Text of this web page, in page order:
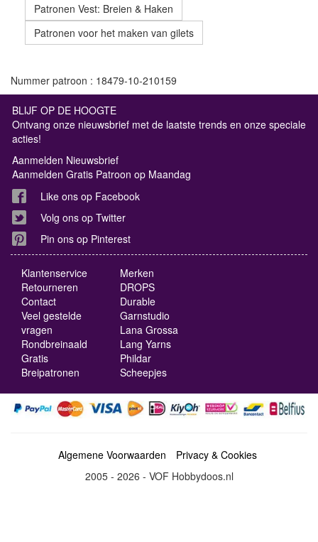
Patronen Vest: Breien & Haken
Patronen voor het maken van gilets
Nummer patroon : 18479-10-210159
BLIJF OP DE HOOGTE
Ontvang onze nieuwsbrief met de laatste trends en onze speciale
acties!
Aanmelden Nieuwsbrief
Aanmelden Gratis Patroon op Maandag
Like ons op Facebook
Volg ons op Twitter
Pin ons op Pinterest
Klantenservice
Retourneren
Contact
Veel gestelde
vragen
Rondbreinaald
Gratis
Breipatronen
Merken
DROPS
Durable
Garnstudio
Lana Grossa
Lang Yarns
Phildar
Scheepjes
Algemene Voorwaarden
Privacy & Cookies
2005 - 2026 - VOF Hobbydoos.nl